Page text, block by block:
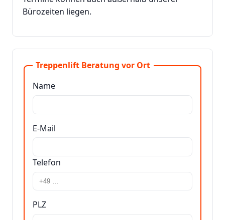
Bürozeiten liegen.
Treppenlift Beratung vor Ort
Name
E-Mail
Telefon
PLZ